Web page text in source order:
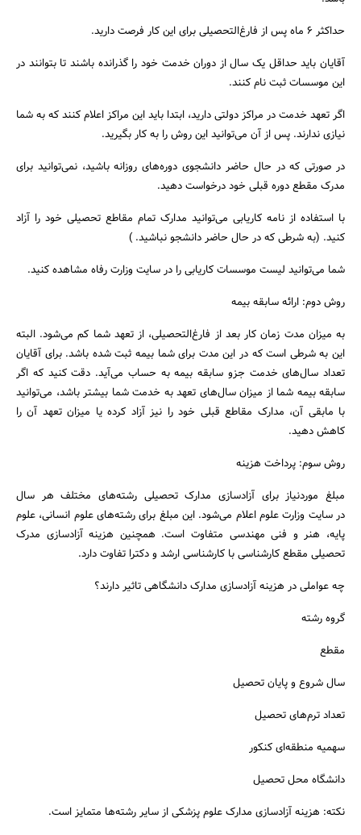
حداکثر ۶ ماه پس از فارغ‌التحصیلی برای این کار فرصت دارید.
آقایان باید حداقل یک سال از دوران خدمت خود را گذرانده باشند تا بتوانند در
این موسسات ثبت نام کنند.
اگر تعهد خدمت در مراکز دولتی دارید، ابتدا باید این مراکز اعلام کنند که به شما
نیازی ندارند. پس از آن می‌توانید این روش را به کار بگیرید.
در صورتی که در حال حاضر دانشجوی دوره‌های روزانه باشید، نمی‌توانید برای
مدرک مقطع دوره قبلی خود درخواست دهید.
با استفاده از نامه کاریابی می‌توانید مدارک تمام مقاطع تحصیلی خود را آزاد
کنید. (به شرطی که در حال حاضر دانشجو نباشید. )
شما می‌توانید لیست موسسات کاریابی را در سایت وزارت رفاه مشاهده کنید.
روش دوم: ارائه سابقه بیمه
به میزان مدت زمان کار بعد از فارغ‌التحصیلی، از تعهد شما کم می‌شود. البته
این به شرطی است که در این مدت برای شما بیمه ثبت شده باشد. برای آقایان
تعداد سال‌های خدمت جزو سابقه بیمه به حساب می‌آید. دقت کنید که اگر
سابقه بیمه شما از میزان سال‌های تعهد به خدمت شما بیشتر باشد، می‌توانید
با مابقی آن، مدارک مقاطع قبلی خود را نیز آزاد کرده یا میزان تعهد آن را
کاهش دهید.
روش سوم: پرداخت هزینه
مبلغ موردنیاز برای آزادسازی مدارک تحصیلی رشته‌های مختلف هر سال
در سایت وزارت علوم اعلام می‌شود. این مبلغ برای رشته‌های علوم انسانی، علوم
پایه، هنر و فنی مهندسی متفاوت است. همچنین هزینه آزادسازی مدرک
تحصیلی مقطع کارشناسی با کارشناسی ارشد و دکترا تفاوت دارد.
چه عواملی در هزینه آزادسازی مدارک دانشگاهی تاثیر دارند؟
گروه رشته
مقطع
سال شروع و پایان تحصیل
تعداد ترم‌های تحصیل
سهمیه منطقه‌ای کنکور
دانشگاه محل تحصیل
نکته: هزینه آزادسازی مدارک علوم پزشکی از سایر رشته‌ها متمایز است.